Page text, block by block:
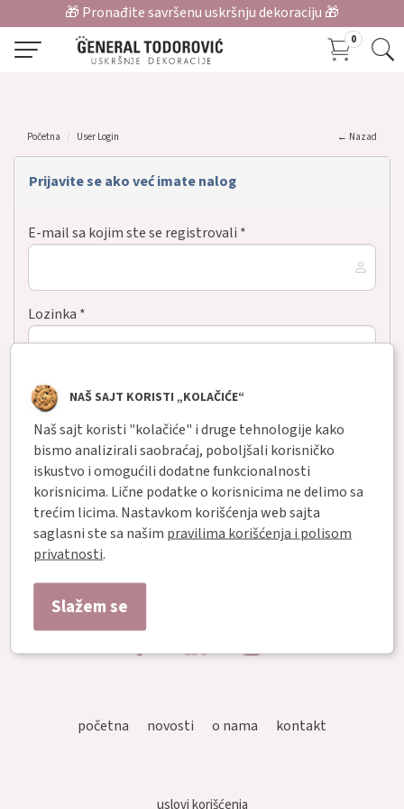
🎁 Pronađite savršenu uskršnju dekoraciju 🎁
0
Početna User Login ← Nazad
Prijavite se ako već imate nalog
E-mail sa kojim ste se registrovali *
Lozinka *
Zaboravili ste lozinku ?
ili
Registrujte nalog
početna novosti o nama kontakt
uslovi korišćenja
NAŠ SAJT KORISTI „KOLAČIĆE“
Naš sajt koristi "kolačiće" i druge tehnologije kako
bismo analizirali saobraćaj, poboljšali korisničko
iskustvo i omogućili dodatne funkcionalnosti
korisnicima. Lične podatke o korisnicima ne delimo sa
trećim licima. Nastavkom korišćenja web sajta
saglasni ste sa našim pravilima korišćenja i polisom
privatnosti.
Slažem se